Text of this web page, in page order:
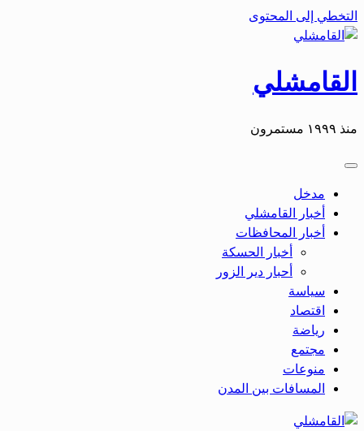
التخطي إلى المحتوى
القامشلي
منذ ١٩٩٩ مستمرون
مدخل
أخبار القامشلي
أخبار المحافظات
أخبار الحسكة
أحبار دير الزور
سياسة
اقتصاد
رياضة
مجتمع
منوعات
المسافات بين المدن